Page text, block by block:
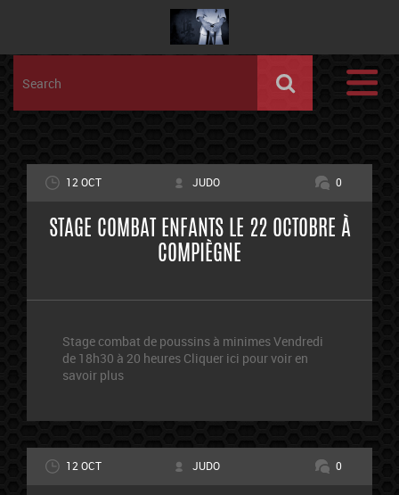
12 OCT JUDO 0
STAGE COMBAT ENFANTS LE 22 OCTOBRE À
COMPIÈGNE
Stage combat de poussins à minimes Vendredi
de 18h30 à 20 heures Cliquer ici pour voir en
savoir plus
12 OCT JUDO 0